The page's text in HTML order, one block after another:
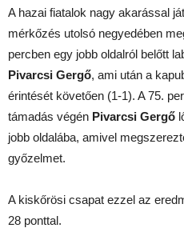
A hazai fiatalok nagy akarással
mérkőzés utolsó negyedében
percben egy jobb oldalról belőtt
Pivarcsi Gergő, ami után a
érintését követően (1-1). A 75.
támadás végén Pivarcsi Gergő
jobb oldalába, amivel
győzelmet.
A kiskőrösi csapat ezzel az
28 ponttal.